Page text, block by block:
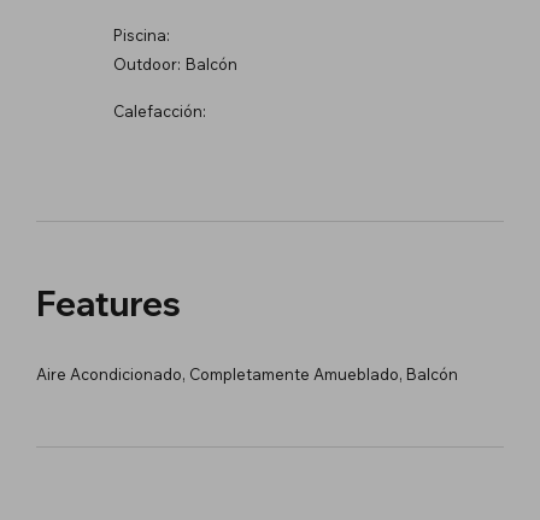
Piscina:
Outdoor: Balcón
Calefacción:
Features
Aire Acondicionado, Completamente Amueblado, Balcón